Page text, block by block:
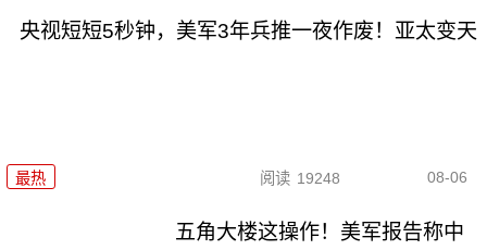
央视短短5秒钟，美军3年兵推一夜作废！亚太变天
最热 阅读 19248 08-06
五角大楼这操作！美军报告称中